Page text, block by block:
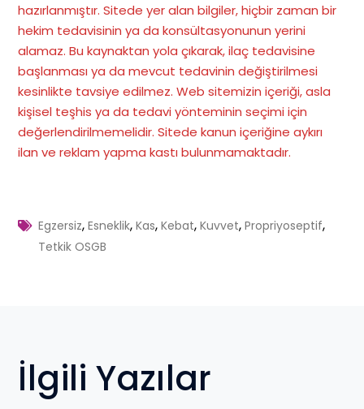
hazırlanmıştır. Sitede yer alan bilgiler, hiçbir zaman bir
hekim tedavisinin ya da konsültasyonunun yerini
alamaz. Bu kaynaktan yola çıkarak, ilaç tedavisine
başlanması ya da mevcut tedavinin değiştirilmesi
kesinlikte tavsiye edilmez. Web sitemizin içeriği, asla
kişisel teşhis ya da tedavi yönteminin seçimi için
değerlendirilmemelidir. Sitede kanun içeriğine aykırı
ilan ve reklam yapma kastı bulunmamaktadır.
Egzersiz,Esneklik,Kas,Kebat,Kuvvet,Propriyoseptif,
Tetkik OSGB
İlgili Yazılar